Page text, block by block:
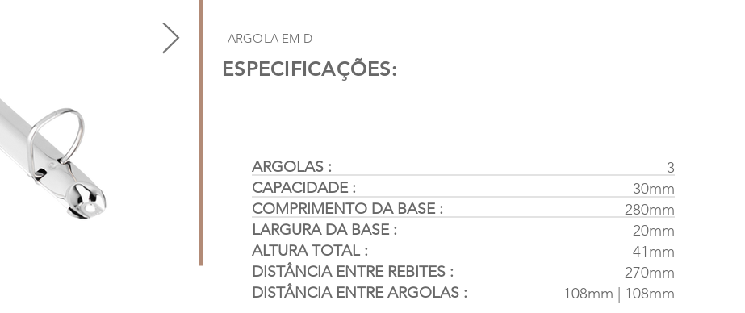
ESPECIFICAÇÕES:
ARGOLAS :
CAPACIDADE :
COMPRIMENTO DA BASE :
LARGURA DA BASE :
ALTURA TOTAL :
DISTÂNCIA ENTRE REBITES :
DISTÂNCIA ENTRE ARGOLAS :
ARGOLA EM D
3
30mm
280mm
20mm
41mm
270mm
108mm | 108mm